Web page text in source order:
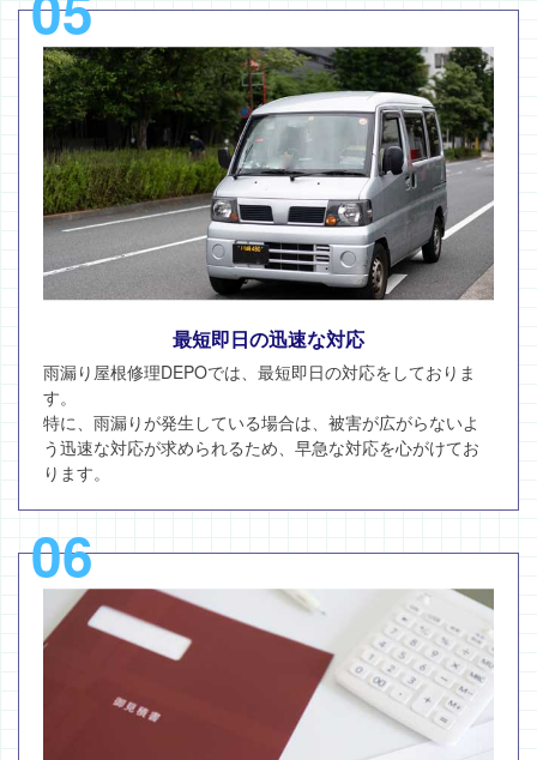
最短即日の迅速な対応
雨漏り屋根修理DEPOでは、最短即日の対応をしておりま
す。
特に、雨漏りが発生している場合は、被害が広がらないよ
う迅速な対応が求められるため、早急な対応を心がけてお
ります。
06